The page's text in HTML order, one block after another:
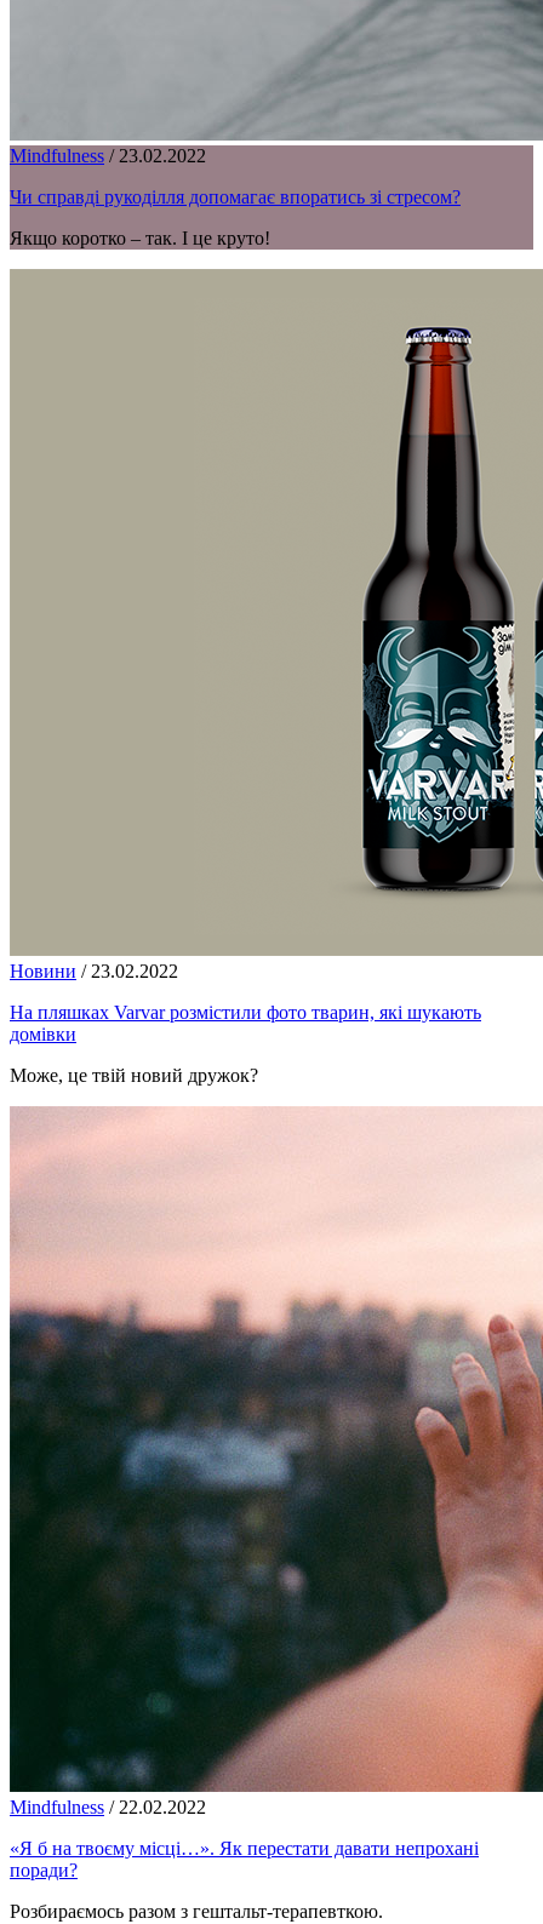
Mindfulness / 23.02.2022
Чи справді рукоділля допомагає впоратись зі стресом?
Якщо коротко – так. І це круто!
Новини / 23.02.2022
На пляшках Varvar розмістили фото тварин, які шукають
домівки
Може, це твій новий дружок?
Mindfulness / 22.02.2022
«Я б на твоєму місці…». Як перестати давати непрохані
поради?
Розбираємось разом з гештальт-терапевткою.